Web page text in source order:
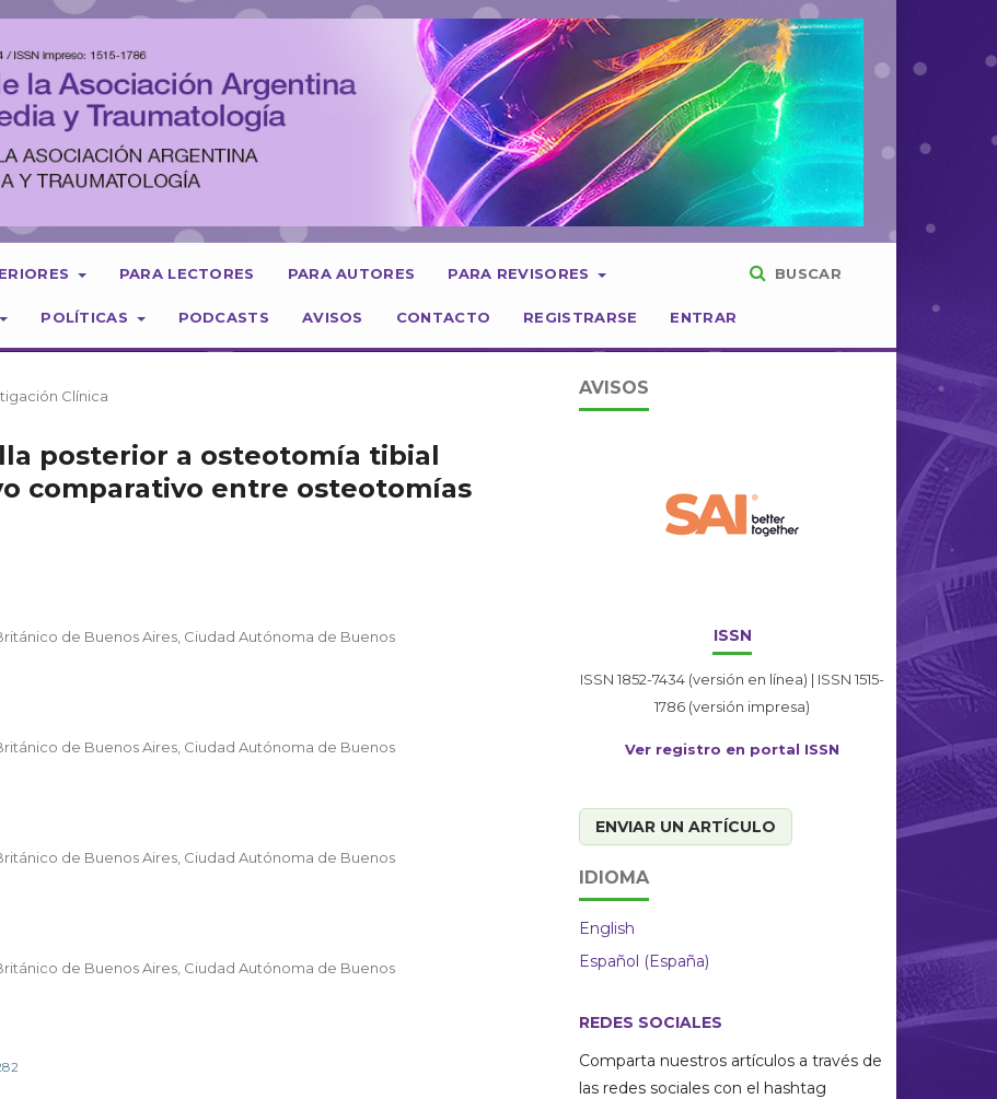
PARA LECTORES PARA AUTORES PARA REVISORES
POLÍTICAS PODCASTS AVISOS CONTACTO REGISTRARSE ENTRAR
BUSCAR
Clínica
posterior a osteotomía tibial
comparativo entre osteotomías
de Buenos Aires, Ciudad Autónoma de Buenos
de Buenos Aires, Ciudad Autónoma de Buenos
de Buenos Aires, Ciudad Autónoma de Buenos
de Buenos Aires, Ciudad Autónoma de Buenos
AVISOS
ISSN
ISSN 1852-7434 (versión en línea) | ISSN 1515-
1786 (versión impresa)
Ver registro en portal ISSN
ENVIAR UN ARTÍCULO
IDIOMA
English
Español (España)
REDES SOCIALES
Comparta nuestros artículos a través de
las redes sociales con el hashtag